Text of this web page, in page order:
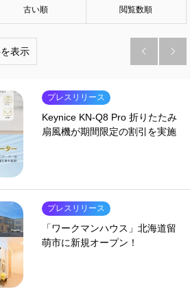
古い順 閲覧数順
表示  
プレスリリース
Keynice KN-Q8 Pro 折りたたみ
扇風機が期間限定の割引を実施
プレスリリース
「ワークマンハウス」北海道留
萌市に新規オープン！